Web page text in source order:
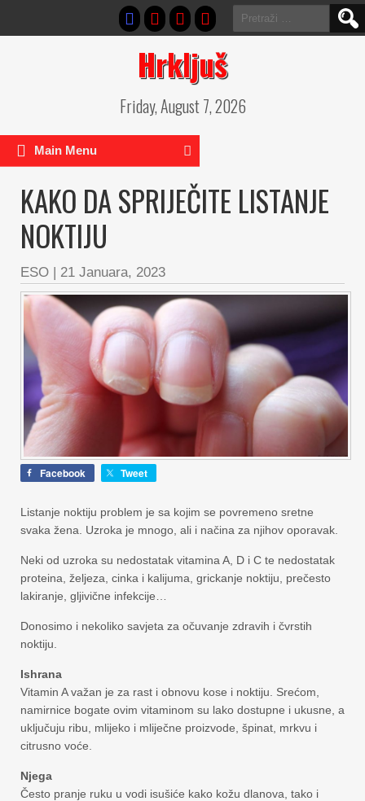
Pretraga:
Hrkljuš
Friday, August 7, 2026
Main Menu
KAKO DA SPRIJEČITE LISTANJE
NOKTIJU
ESO | 21 Januara, 2023
Facebook Tweet
Listanje noktiju problem je sa kojim se povremeno sretne
svaka žena. Uzroka je mnogo, ali i načina za njihov oporavak.
Neki od uzroka su nedostatak vitamina A, D i C te nedostatak
proteina, željeza, cinka i kalijuma, grickanje noktiju, prečesto
lakiranje, gljivične infekcije…
Donosimo i nekoliko savjeta za očuvanje zdravih i čvrstih
noktiju.
Ishrana
Vitamin A važan je za rast i obnovu kose i noktiju. Srećom,
namirnice bogate ovim vitaminom su lako dostupne i ukusne, a
uključuju ribu, mlijeko i mliječne proizvode, špinat, mrkvu i
citrusno voće.
Njega
Često pranje ruku u vodi isušiće kako kožu dlanova, tako i